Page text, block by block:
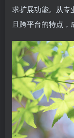
求扩展功能。从专
且跨平台的特点，